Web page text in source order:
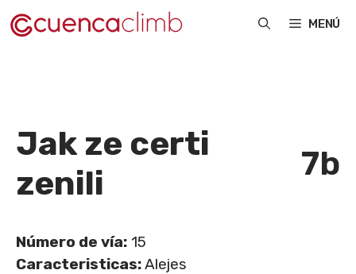
Saltar
al
MENÚ
Jak ze certi
zenili
7b
Número de vía: 15
Caracteristicas:Alejes